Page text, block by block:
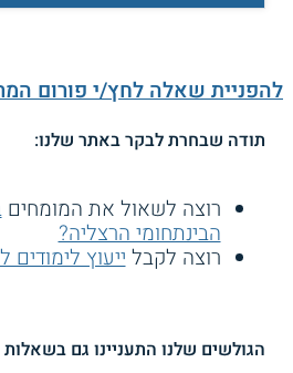
להפניית שאלה לחץ/י פורום
תודה שבחרת לבקר באתר שלנו:
רוצה לשאול את המומחים
הבינתחומי הרצליה?
רוצה לקבלייעוץ
הגולשים שלנו התעניינו גם